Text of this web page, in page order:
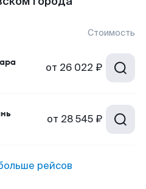
Стоимость
от 26 022 ₽
от 28 545 ₽
рейсов